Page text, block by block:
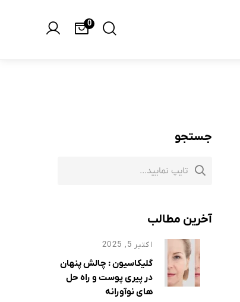
0
جستجو
آخرین مطالب
اکتبر 5, 2025
گلیکاسیون : چالش پنهان
در پیری پوست و راه حل
های نوآورانه